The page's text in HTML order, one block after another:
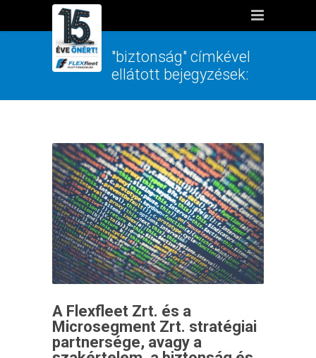
"biztonság" címkével
ellátott bejegyzések:
A Flexfleet Zrt. és a
Microsegment Zrt. stratégiai
partnersége, avagy a